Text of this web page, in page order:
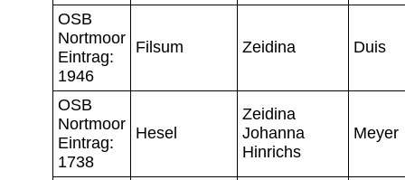
OSB
Nortmoor
Eintrag:
1946
Filsum Zeidina Duis
OSB
Nortmoor
Eintrag:
1738
Hesel
Zeidina
Johanna
Hinrichs
Meyer